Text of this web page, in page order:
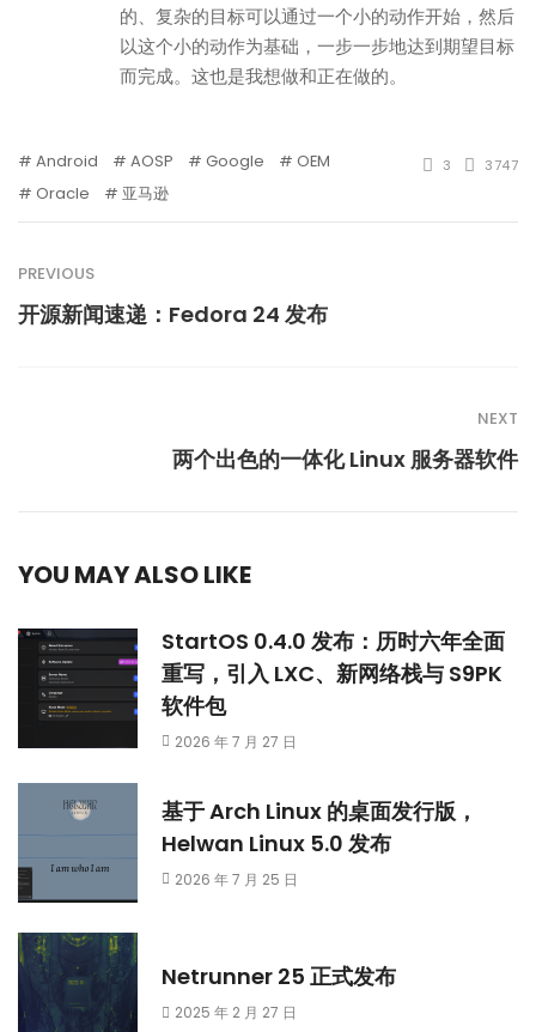
的、复杂的目标可以通过一个小的动作开始，然后
以这个小的动作为基础，一步一步地达到期望目标
而完成。这也是我想做和正在做的。
Android AOSP Google
OEM
Oracle
亚马逊
3 3747
PREVIOUS
开源新闻速递：Fedora 24 发布
NEXT
两个出色的一体化 Linux 服务器软件
YOU MAY ALSO LIKE
StartOS 0.4.0 发布：历时六年全面
重写，引入 LXC、新网络栈与 S9PK
软件包
2026 年 7 月 27 日
基于 Arch Linux 的桌面发行版，
Helwan Linux 5.0 发布
2026 年 7 月 25 日
Netrunner 25 正式发布
2025 年 2 月 27 日